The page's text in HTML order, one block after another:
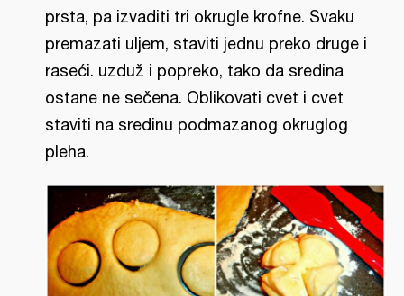
prsta, pa izvaditi tri okrugle krofne. Svaku
premazati uljem, staviti jednu preko druge i
raseći. uzduž i popreko, tako da sredina
ostane ne sečena. Oblikovati cvet i cvet
staviti na sredinu podmazanog okruglog
pleha.